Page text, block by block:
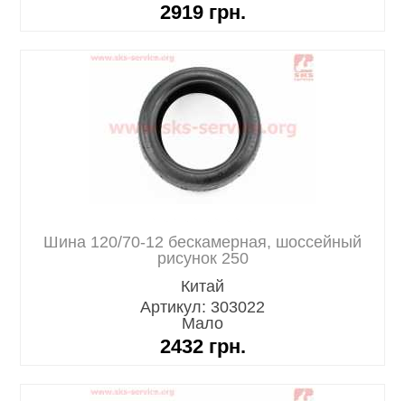
2919 грн.
Шина 120/70-12 бескамерная, шоссейный
рисунок 250
Китай
Артикул: 303022
Мало
2432 грн.